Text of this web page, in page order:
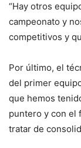
“Hay otros
campeonato y
competitivos y
Por último, el
del primer
que hemos
puntero y con el
tratar de